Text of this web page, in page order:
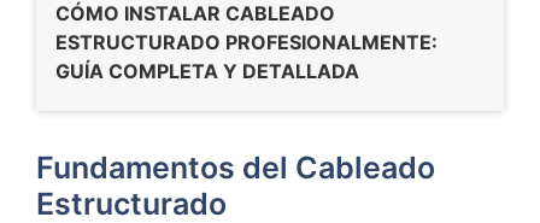
CÓMO INSTALAR CABLEADO
ESTRUCTURADO PROFESIONALMENTE:
GUÍA COMPLETA Y DETALLADA
Fundamentos del Cableado
Estructurado